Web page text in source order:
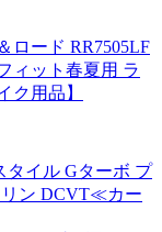
ロード RR7505LF
ィット春夏用 ラ
ク用品】
タイル Gターボ プ
リン DCVT≪カー